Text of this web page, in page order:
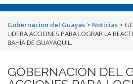
Gobernacion del Guayas > Noticias >
LIDERA ACCIONES PARA LOGRAR LA
BAHÍA DE GUAYAQUIL.
GOBERNACIÓN DEL